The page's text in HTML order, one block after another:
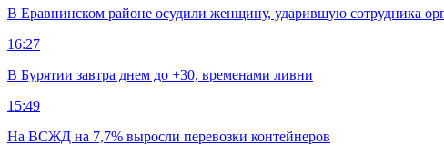
В Еравнинском районе осудили женщину, ударившую сотрудника
16:27
В Бурятии завтра днем до +30, временами ливни
15:49
На ВСЖД на 7,7% выросли перевозки контейнеров